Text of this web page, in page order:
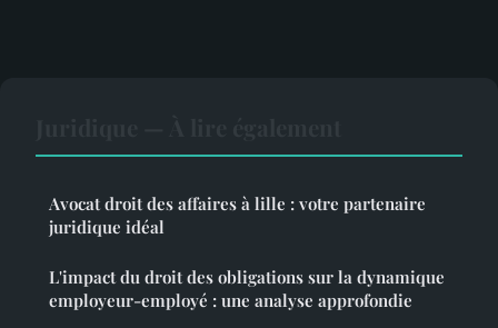
Avocat droit des affaires à lille : votre partenaire
juridique idéal
L'impact du droit des obligations sur la dynamique
employeur-employé : une analyse approfondie